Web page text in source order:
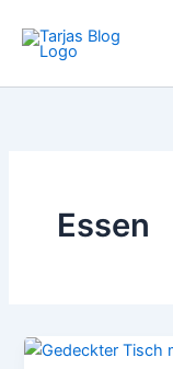
Inhalt
springen
Essen